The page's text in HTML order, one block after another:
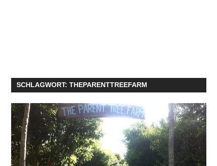
SCHLAGWORT: THEPARENTTREEFARM